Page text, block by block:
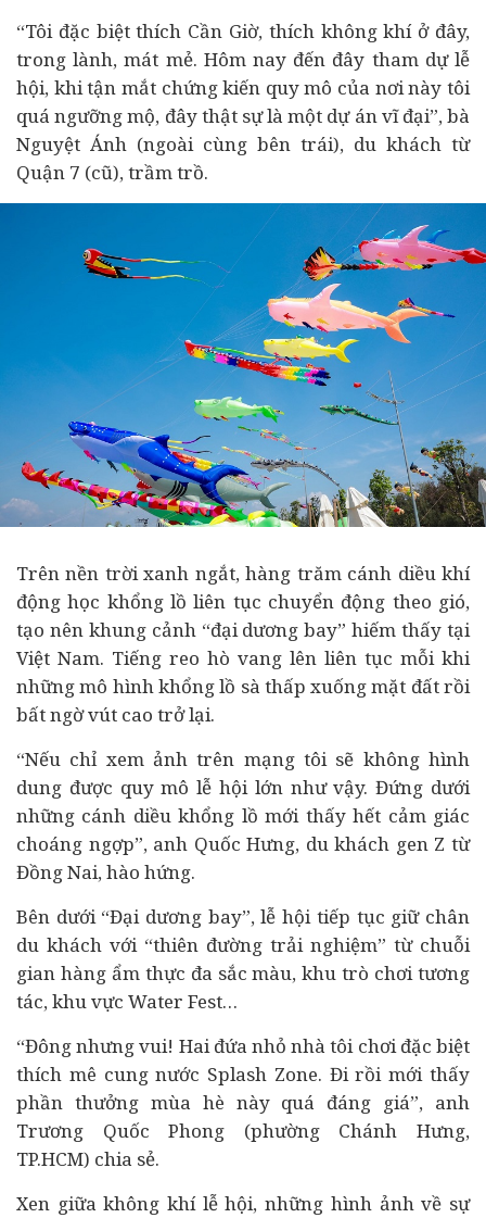
“Tôi đặc biệt thích Cần Giờ, thích không khí ở đây,
trong lành, mát mẻ. Hôm nay đến đây tham dự lễ
hội, khi tận mắt chứng kiến quy mô của nơi này tôi
quá ngưỡng mộ, đây thật sự là một dự ánvĩ đại”, bà
Nguyệt Ánh (ngoài cùng bên trái), du khách từ
Quận 7 (cũ), trầm trồ.
Trên nền trời xanh ngắt, hàng trăm cánh diều khí
động học khổng lồ liên tục chuyển động theo gió,
tạo nên khung cảnh “đại dương bay” hiếm thấy tại
Việt Nam. Tiếng reo hò vang lên liên tục mỗi khi
những mô hình khổng lồ sà thấp xuống mặt đất rồi
bất ngờ vút cao trở lại.
“Nếu chỉ xem ảnh trên mạng tôi sẽ không hình
dung được quy mô lễ hội lớn như vậy. Đứng dưới
những cánh diều khổng lồ mới thấy hết cảm giác
choáng ngợp”, anh Quốc Hưng, du khách gen Z từ
Đồng Nai, hào hứng.
Bên dưới “Đại dương bay”, lễ hội tiếp tục giữ chân
du khách với “thiên đường trải nghiệm” từ chuỗi
gian hàng ẩm thực đa sắc màu, khu trò chơi tương
tác, khu vực Water Fest…
“Đông nhưng vui! Hai đứa nhỏ nhà tôi chơi đặc biệt
thích mê cung nước Splash Zone. Đi rồi mới thấy
phần thưởng mùa hè này quá đáng giá”, anh
Trương Quốc Phong (phường Chánh Hưng,
TP.HCM) chia sẻ.
Xen giữa không khí lễ hội, những hình ảnh về sự